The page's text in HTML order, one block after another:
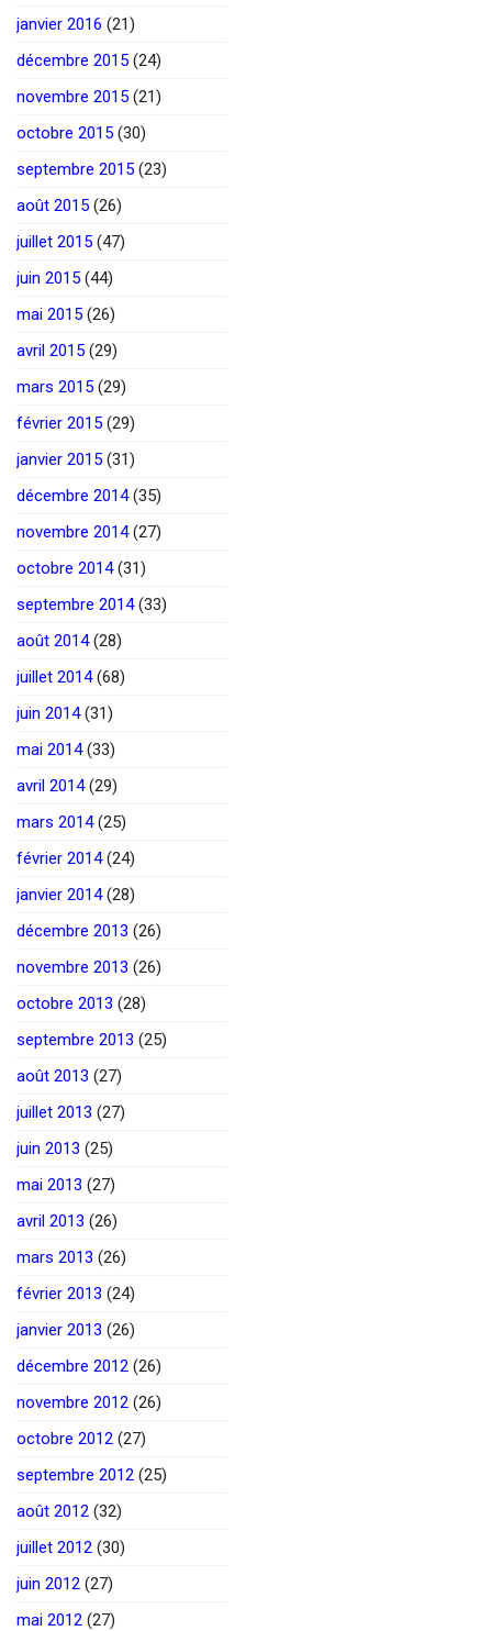
janvier 2016 (21)
décembre 2015 (24)
novembre 2015 (21)
octobre 2015 (30)
septembre 2015 (23)
août 2015 (26)
juillet 2015 (47)
juin 2015 (44)
mai 2015 (26)
avril 2015 (29)
mars 2015 (29)
février 2015 (29)
janvier 2015 (31)
décembre 2014(35)
novembre 2014(27)
octobre 2014(31)
septembre 2014(33)
août 2014(28)
juillet 2014(68)
juin 2014(31)
mai 2014(33)
avril 2014(29)
mars 2014(25)
février 2014(24)
janvier 2014(28)
décembre 2013 (26)
novembre 2013 (26)
octobre 2013 (28)
septembre 2013 (25)
août 2013 (27)
juillet 2013 (27)
juin 2013 (25)
mai 2013 (27)
avril 2013 (26)
mars 2013 (26)
février 2013 (24)
janvier 2013 (26)
décembre 2012 (26)
novembre 2012 (26)
octobre 2012 (27)
septembre 2012 (25)
août 2012 (32)
juillet 2012 (30)
juin 2012 (27)
mai 2012 (27)